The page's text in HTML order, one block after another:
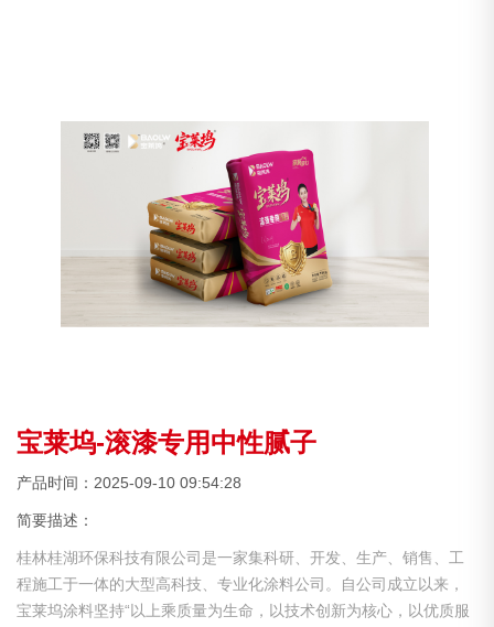
宝莱坞-滚漆专用中性腻子
产品时间：2025-09-10 09:54:28
简要描述：
桂林桂湖环保科技有限公司是一家集科研、开发、生产、销售、工
程施工于一体的大型高科技、专业化涂料公司。自公司成立以来，
宝莱坞涂料坚持“以上乘质量为生命，以技术创新为核心，以优质服